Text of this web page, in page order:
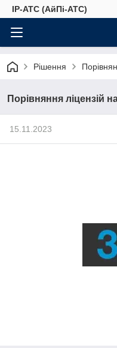
IP-АТС (АйПі-АТС)
Рішення
Порівняння ліцензій
15.11.2023